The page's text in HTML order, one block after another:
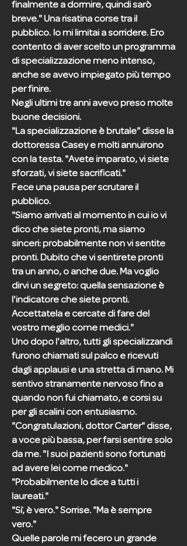
finalmente a dormire, quindi sarò
breve." Una risatina corse tra il
pubblico. Io mi limitai a sorridere. Ero
contento di aver scelto un programma
di specializzazione meno intenso,
anche se avevo impiegato più tempo
per finire.
Negli ultimi tre anni avevo preso molte
buone decisioni.
"La specializzazione è brutale" disse la
dottoressa Casey e molti annuirono
con la testa. "Avete imparato, vi siete
sforzati, vi siete sacrificati."
Fece una pausa per scrutare il
pubblico.
"Siamo arrivati al momento in cui io vi
dico che siete pronti, ma siamo
sinceri: probabilmente non vi sentite
pronti. Dubito che vi sentirete pronti
tra un anno, o anche due. Ma voglio
dirvi un segreto: quella sensazione è
l'indicatore che siete pronti.
Accettatela e cercate di fare del
vostro meglio come medici."
Uno dopo l'altro, tutti gli specializzandi
furono chiamati sul palco e ricevuti
dagli applausi e una stretta di mano. Mi
sentivo stranamente nervoso fino a
quando non fui chiamato, e corsi su
per gli scalini con entusiasmo.
"Congratulazioni, dottor Carter" disse,
a voce più bassa, per farsi sentire solo
da me. "I suoi pazienti sono fortunati
ad avere lei come medico."
"Probabilmente lo dice a tutti i
laureati."
"Sì, è vero." Sorrise. "Ma è sempre
vero."
Quelle parole mi fecero un grande